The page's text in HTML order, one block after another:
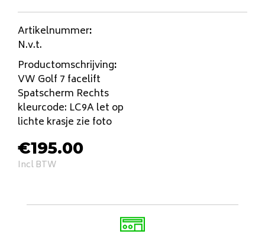
Artikelnummer:
N.v.t.
Productomschrijving:
VW Golf 7 facelift
Spatscherm Rechts
kleurcode: LC9A let op
lichte krasje zie foto
€195.00
Incl BTW